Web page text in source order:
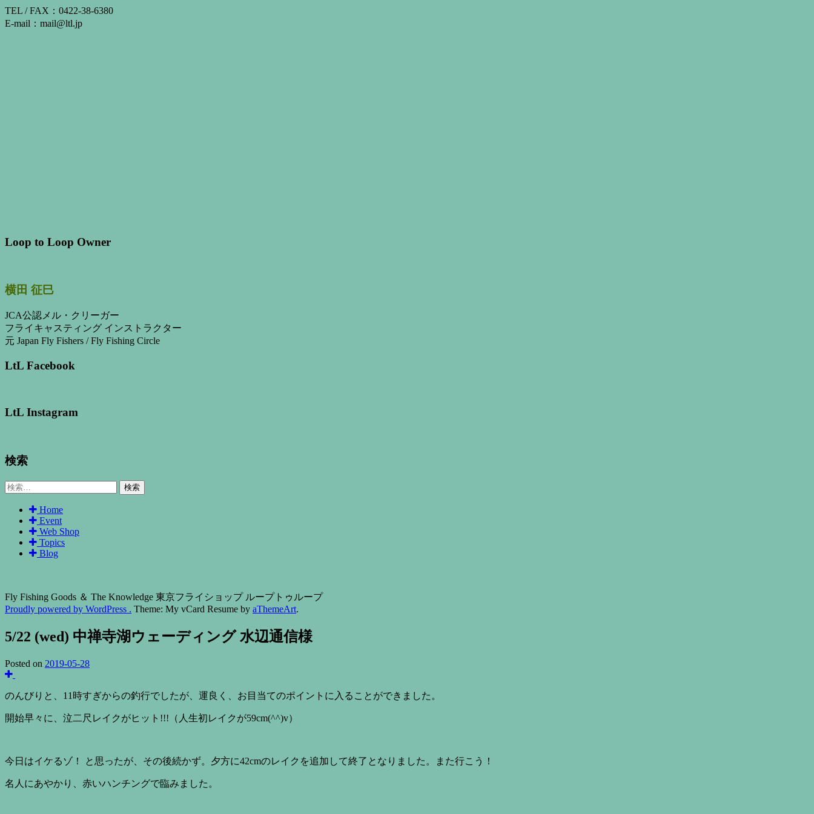
TEL / FAX：0422-38-6380
E-mail：mail@ltl.jp
Loop to Loop Owner
横田 征巳
JCA公認メル・クリーガー
フライキャスティング インストラクター
元 Japan Fly Fishers / Fly Fishing Circle
LtL Facebook
LtL Instagram
検索
検
Home
Event
Web Shop
Topics
Blog
Fly Fishing Goods ＆ The Knowledge 東京フライショップ ループトゥループ
Proudly powered by WordPress . Theme: My vCard Resume by aThemeArt.
5/22 (wed) 中禅寺湖ウェーディング 水辺通信様
Posted on 2019-05-28
のんびりと、11時すぎからの釣行でしたが、運良く、お目当てのポイントに入ることができました。
開始早々に、泣二尺レイクがヒット!!!（人生初レイクが59cm(^^)v）
今日はイケるゾ！ と思ったが、その後続かず。夕方に42cmのレイクを追加して終了となりました。また行こう！
名人にあやかり、赤いハンチングで臨みました。